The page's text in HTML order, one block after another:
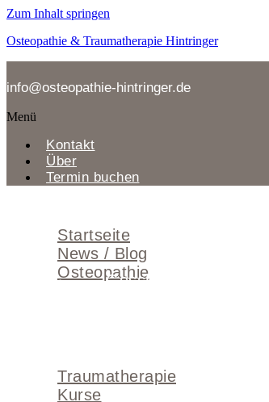
Zum Inhalt springen
Osteopathie & Traumatherapie Hintringer
info@osteopathie-hintringer.de
Menü
Kontakt
Über
Termin buchen
Startseite
News / Blog
Osteopathie
Geschichte
Traumatherapie
Kurse